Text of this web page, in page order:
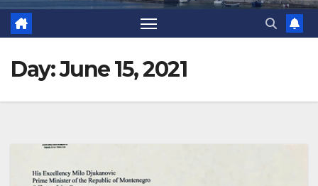
Day:June 15, 2021